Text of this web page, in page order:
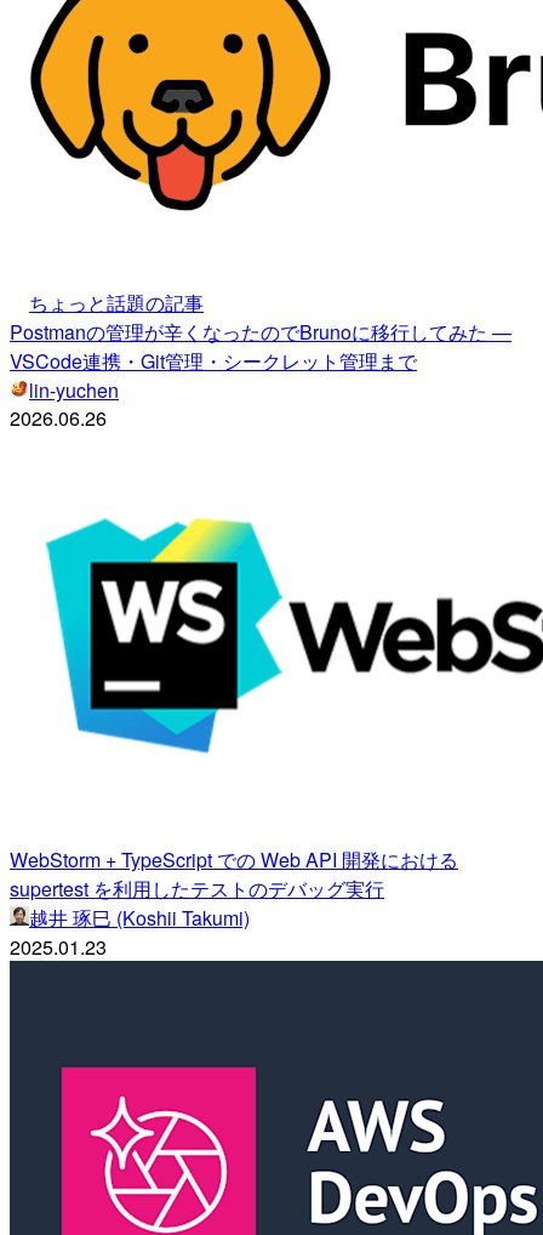
ちょっと話題の記事
Postmanの管理が辛くなったのでBrunoに移行してみた —
VSCode連携・Git管理・シークレット管理まで
lin-yuchen
2026.06.26
WebStorm + TypeScript での Web API 開発における
supertest を利用したテストのデバッグ実行
越井 琢巳 (Koshii Takumi)
2025.01.23